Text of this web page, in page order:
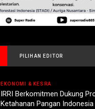
PILIHAN EDITOR
EKONOMI & KESRA
IRRI Berkomitmen Dukung
Ketahanan Pangan Indonesia